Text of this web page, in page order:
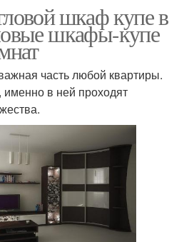
шкаф купе в
шкафы-купе
часть любой квартиры.
именно в ней проходят